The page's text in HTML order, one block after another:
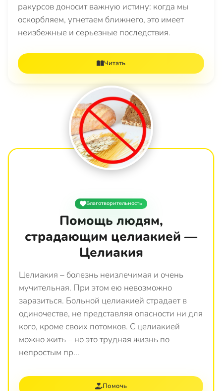
ракурсов доносит важную истину: когда мы
оскорбляем, угнетаем ближнего, это имеет
неизбежные и серьезные последствия.
Читать
Благотворительность
Помощь людям,
страдающим целиакией —
Целиакия
Целиакия – болезнь неизлечимая и очень
мучительная. При этом ею невозможно
заразиться. Больной целиакией страдает в
одиночестве, не представляя опасности ни для
кого, кроме своих потомков. С целиакией
можно жить – но это трудная жизнь по
непростым пр...
Помочь